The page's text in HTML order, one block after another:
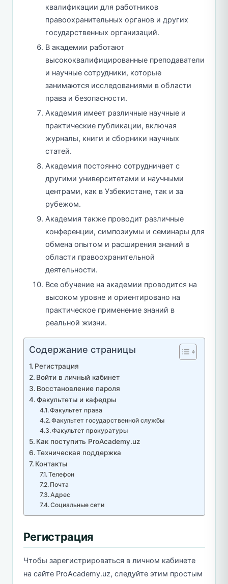
квалификации для работников
правоохранительных органов и других
государственных организаций.
В академии работают
высококвалифицированные преподаватели
и научные сотрудники, которые
занимаются исследованиями в области
права и безопасности.
Академия имеет различные научные и
практические публикации, включая
журналы, книги и сборники научных
статей.
Академия постоянно сотрудничает с
другими университетами и научными
центрами, как в Узбекистане, так и за
рубежом.
Академия также проводит различные
конференции, симпозиумы и семинары для
обмена опытом и расширения знаний в
области правоохранительной
деятельности.
Все обучение на академии проводится на
высоком уровне и ориентировано на
практическое применение знаний в
реальной жизни.
Содержание страницы
Регистрация
Войти в личный кабинет
Восстановление пароля
Факультеты и кафедры
Факультет права
Факультет государственной службы
Факультет прокуратуры
Как поступить ProAcademy.uz
Техническая поддержка
Контакты
Телефон
Почта
Адрес
Социальные сети
Регистрация
Чтобы зарегистрироваться в личном кабинете
на сайте ProAcademy.uz, следуйте этим простым